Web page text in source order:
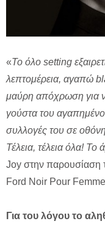
«Το όλο setting
λεπτομέρεια, αγαπώ
μαύρη απόχρωση για
γούστα του
συλλογές του σε οθόνη
Τέλεια, τέλεια όλα!
Joy στην παρουσίαση
Ford Noir Pour
Για του λόγου το